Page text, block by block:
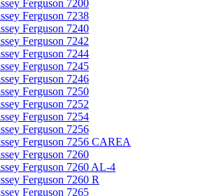
Ferguson 7200
Ferguson 7238
Ferguson 7240
Ferguson 7242
Ferguson 7244
Ferguson 7245
Ferguson 7246
Ferguson 7250
Ferguson 7252
Ferguson 7254
Ferguson 7256
Ferguson 7256 CAREA
Ferguson 7260
Ferguson 7260 AL-4
Ferguson 7260 R
Ferguson 7265